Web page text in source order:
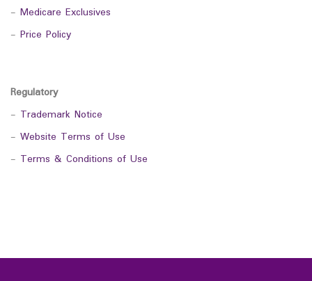
- Medicare Exclusives
- Price Policy
Regulatory
- Trademark Notice
- Website Terms of Use
- Terms & Conditions of Use